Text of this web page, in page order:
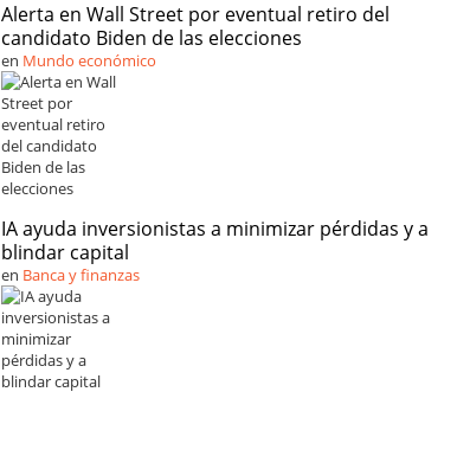
Alerta en Wall Street por eventual retiro del
candidato Biden de las elecciones
en Mundo económico
IA ayuda inversionistas a minimizar pérdidas y a
blindar capital
en Banca y finanzas